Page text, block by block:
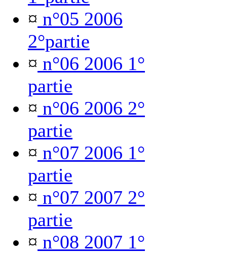
¤ n°05 2006
2°partie
¤ n°06 2006 1°
partie
¤ n°06 2006 2°
partie
¤ n°07 2006 1°
partie
¤ n°07 2007 2°
partie
¤ n°08 2007 1°